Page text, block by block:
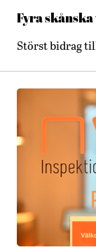
Fyra
Störst bidrag